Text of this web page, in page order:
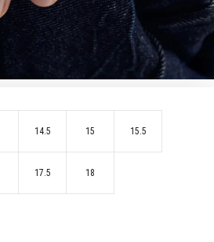
14.5 15 15.5
17.5 18